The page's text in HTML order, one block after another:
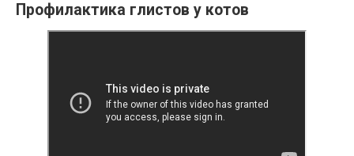
Профилактика глистов у котов